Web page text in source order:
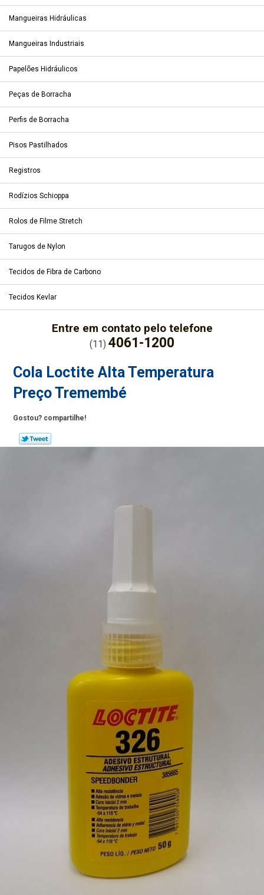
Mangueiras Hidráulicas
Mangueiras Industriais
Papelões Hidráulicos
Peças de Borracha
Perfis de Borracha
Pisos Pastilhados
Registros
Rodízios Schioppa
Rolos de Filme Stretch
Tarugos de Nylon
Tecidos de Fibra de Carbono
Tecidos Kevlar
Entre em contato pelo telefone
(11) 4061-1200
Cola Loctite Alta Temperatura
Preço Tremembé
Gostou? compartilhe!